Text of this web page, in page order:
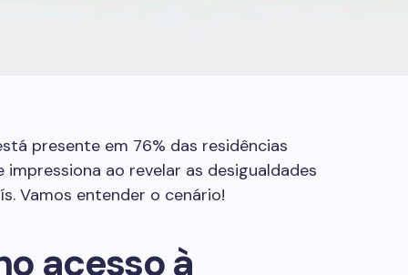
presente em 76% das residências
ao revelar as desigualdades
Vamos entender o cenário!
acesso à